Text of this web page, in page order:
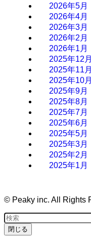
2026年5月
2026年4月
2026年3月
2026年2月
2026年1月
2025年12月
2025年11月
2025年10月
2025年9月
2025年8月
2025年7月
2025年6月
2025年5月
2025年3月
2025年2月
2025年1月
© Peaky inc. All Rights
閉じる